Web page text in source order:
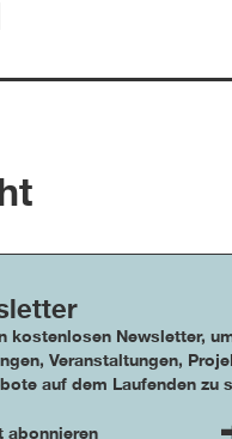
kostenlosen Newsletter,
Veranstaltungen,
auf dem Laufenden zu
abonnieren